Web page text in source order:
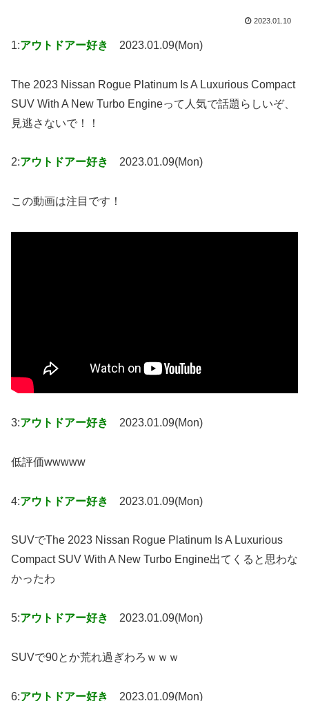
2023.01.10
1:アウトドアー好き 2023.01.09(Mon)
The 2023 Nissan Rogue Platinum Is A Luxurious Compact
SUV With A New Turbo Engineって人気で話題らしいぞ、
見逃さないで！！
2:アウトドアー好き 2023.01.09(Mon)
この動画は注目です！
3:アウトドアー好き 2023.01.09(Mon)
低評価wwwww
4:アウトドアー好き 2023.01.09(Mon)
SUVでThe 2023 Nissan Rogue Platinum Is A Luxurious
Compact SUV With A New Turbo Engine出てくると思わな
かったわ
5:アウトドアー好き 2023.01.09(Mon)
SUVで90とか荒れ過ぎわろｗｗｗ
6:アウトドアー好き 2023.01.09(Mon)